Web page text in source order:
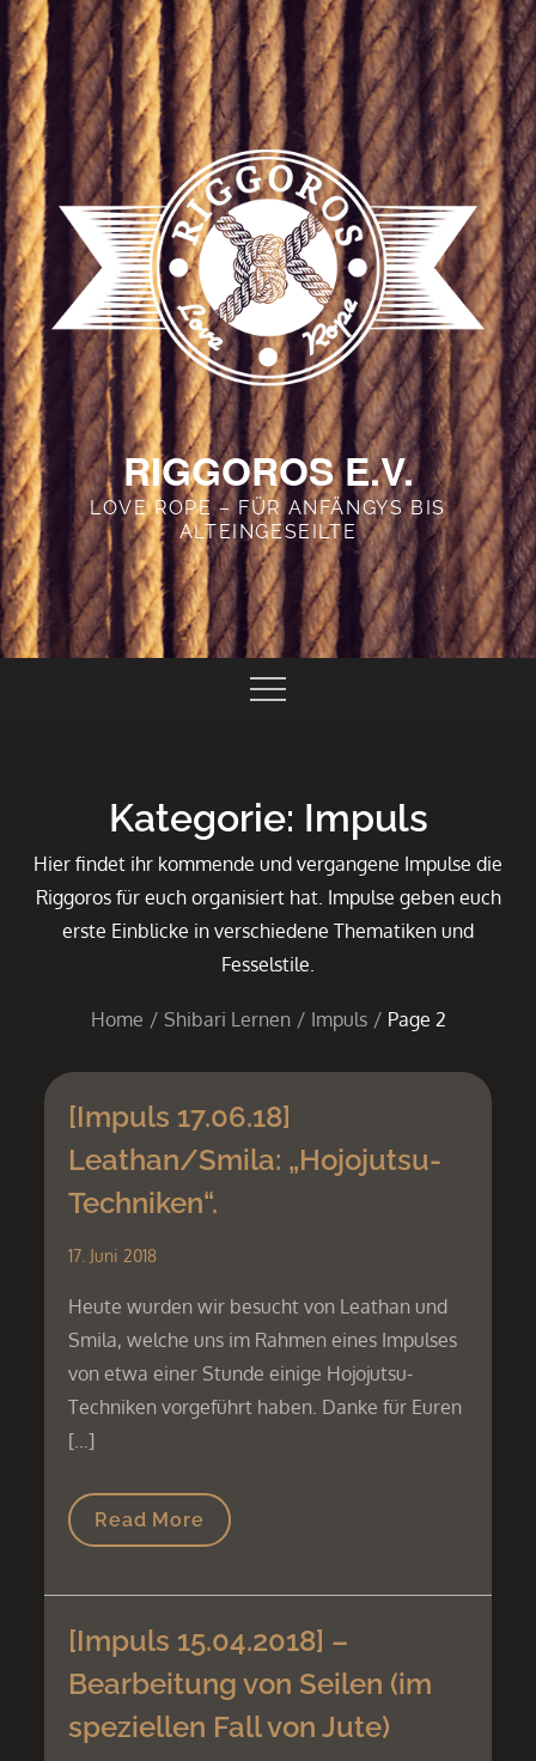
RIGGOROS E.V.
LOVE ROPE – FÜR ANFÄNGYS BIS
ALTEINGESEILTE
Kategorie: Impuls
Hier findet ihr kommende und vergangene Impulse die
Riggoros für euch organisiert hat. Impulse geben euch
erste Einblicke in verschiedene Thematiken und
Fesselstile.
Home Shibari Lernen Impuls Page 2
[Impuls 17.06.18]
Leathan/Smila: „Hojojutsu-
Techniken“.
17. Juni 2018
Heute wurden wir besucht von Leathan und
Smila, welche uns im Rahmen eines Impulses
von etwa einer Stunde einige Hojojutsu-
Techniken vorgeführt haben. Danke für Euren
[…]
Read More
[Impuls 15.04.2018] –
Bearbeitung von Seilen (im
speziellen Fall von Jute)